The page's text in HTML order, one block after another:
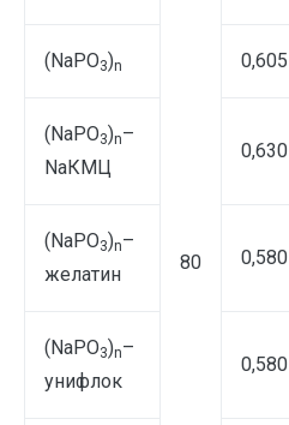
80
(NaPO3)n 0,605
(NaPO3)n–
NaКМЦ
0,630
(NaPO3)n–
желатин
0,580
(NаPO3)n–
унифлок
0,580